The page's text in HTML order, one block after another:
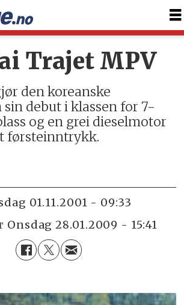
Trajet MPV
den koreanske
debut i klassen for 7-
og en grei dieselmotor
førsteinntrykk.
01.11.2001 - 09:33
onsdag 28.01.2009 - 15:41